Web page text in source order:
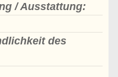
/ Ausstattung:
des